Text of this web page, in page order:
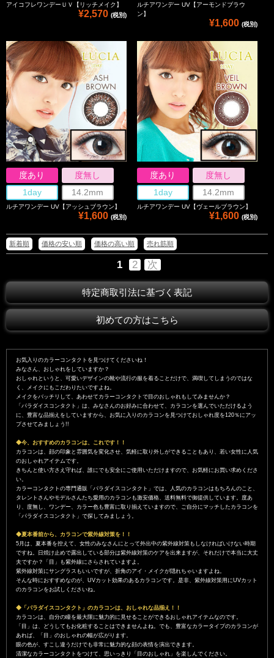
アイコフレワンデーＵＶ【リッチメイク】
¥2,570 (税別)
ルチアワンデー UV【アーモンドブラウ
ン】
¥1,600 (税別)
度あり
度無し
1day
14.2mm
ルチアワンデー UV【アッシュブラウン】
¥1,600 (税別)
度あり
度無し
1day
14.2mm
ルチアワンデー UV【ヴェールブラウン】
¥1,600 (税別)
新着順 価格の安い順 価格の高い順 売れ筋順
1 2 次
特定商取引法に基づく表記
初めての方はこちら
お気入りのカラーコンタクトを見つけてくださいね！
みなさん、おしゃれをしていますか？
おしゃれというと、可愛いデザインの靴や流行の服を着ることだけで、満喫してしまうのではな
く、メイクにもこだわりたいですよね。
メイクをバッチリして、あわせてカラーコンタクトで目のおしゃれもしてみませんか？
「パラダイスコンタクト」は、みなさんのお好みに合わせて、カラコンを選んでいただけるよう
に、豊富な品揃えをしていますから、お気に入りのカラコンを見つけておしゃれ度を120％にアッ
プさせてみましょう!!
◆今、おすすめのカラコンは、これです！！
カラコンは、顔の印象と雰囲気を変化させ、気軽に取り外しができることもあり、若い女性に人気
のおしゃれアイテムです。
きちんと使い方さえ守れば、誰にでも安全にご使用いただけますので、お気軽にお買い求めくださ
い。
カラーコンタクトの専門通販「パラダイスコンタクト」では、人気のカラコンはもちろんのこと、
タレントさんやモデルさんたち愛用のカラコンも激安価格、送料無料で御提供しています。度あ
り、度無し、ワンデー、カラー色も豊富に取り揃えていますので、ご自分にマッチしたカラコンを
「パラダイスコンタクト」で探してみましょう。
◆夏本番前から、カラコンで紫外線対策を！！
5月は、夏本番を控えて、女性のみなさんにとって外出中の紫外線対策もしなければいけない時期
ですね。日焼け止めで露出している部分は紫外線対策のケアを出来ますが、それだけで本当に大丈
夫ですか？「目」も紫外線にさらされていますよ。
紫外線対策にサングラスもいいですが、折角のアイ・メイクが隠れちゃいますよね。
そんな時におすすめなのが、UVカット効果のあるカラコンです。是非、紫外線対策用にUVカット
のカラコンをお試しくださいね。
◆「パラダイスコンタクト」のカラコンは、おしゃれな品揃え！！
カラコンは、自分の瞳を最大限に魅力的に見せることができるおしゃれアイテムなのです。
「目」は、どうしてもお化粧することはできませんよね。でも、豊富なカラータイプのカラコンが
あれば、「目」のおしゃれの幅が広がります。
眼の色が、すこし違うだけでも非常に魅力的な顔の表情を演出できます。
清潔なカラーコンタクトをつけて、思いっきり「目のおしゃれ」を楽しんでください。